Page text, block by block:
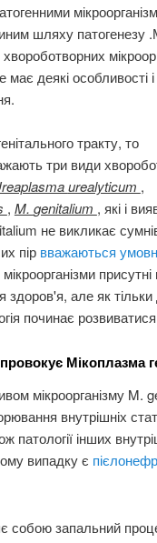
шляху
хвороботворних
має деякі
тракту, то
три види
urealyticum ,
, M. genitalium , які і
не викликає
пір вважаються
здоров'я, але як
починає
Мікоплазма
мікроорганізму M.
внутрішніх
патології інших
випадку є
собою запальний